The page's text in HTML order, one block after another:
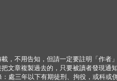
，不用告知，但請一定要註明「作者
文章複製過去的，只要被讀者發現通
：處三年以下有期徒刑、拘役，或科或